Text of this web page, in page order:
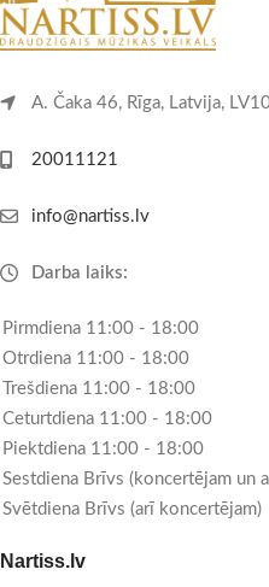
A. Čaka 46, Rīga, Latvija,
20011121
info@nartiss.lv
Darba laiks:
Pirmdiena 11:00 - 18:00
Otrdiena 11:00 - 18:00
Trešdiena 11:00 - 18:00
Ceturtdiena 11:00 - 18:00
Piektdiena 11:00 - 18:00
Sestdiena Brīvs (koncertējam un
Svētdiena Brīvs (arī koncertējam)
Nartiss.lv